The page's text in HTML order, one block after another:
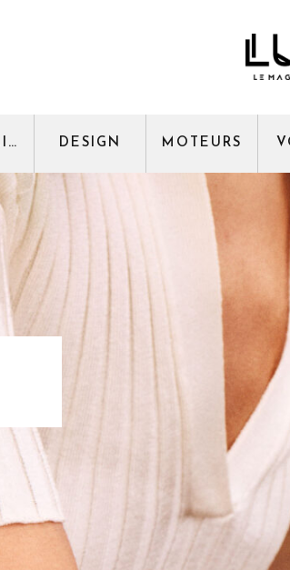
MASCULIN DESIGN MOTEURS